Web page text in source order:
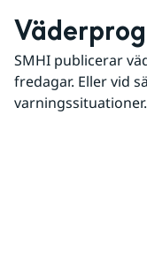
SMHI publicerar
fredagar. Eller vid
varningssituationer.